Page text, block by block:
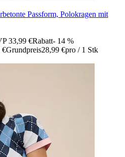
Passform, Polokragen mit
33,99 €Rabatt- 14 %
€Grundpreis28,99 €pro / 1 Stk